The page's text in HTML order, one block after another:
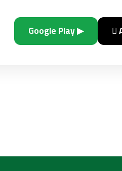

▶ Google Play